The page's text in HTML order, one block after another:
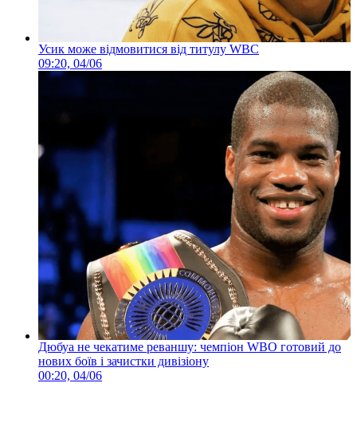
Усик може відмовитися від титулу WBC
09:20, 04/06
Дюбуа не чекатиме реваншу: чемпіон WBO готовий до
нових боїв і зачистки дивізіону
00:20, 04/06